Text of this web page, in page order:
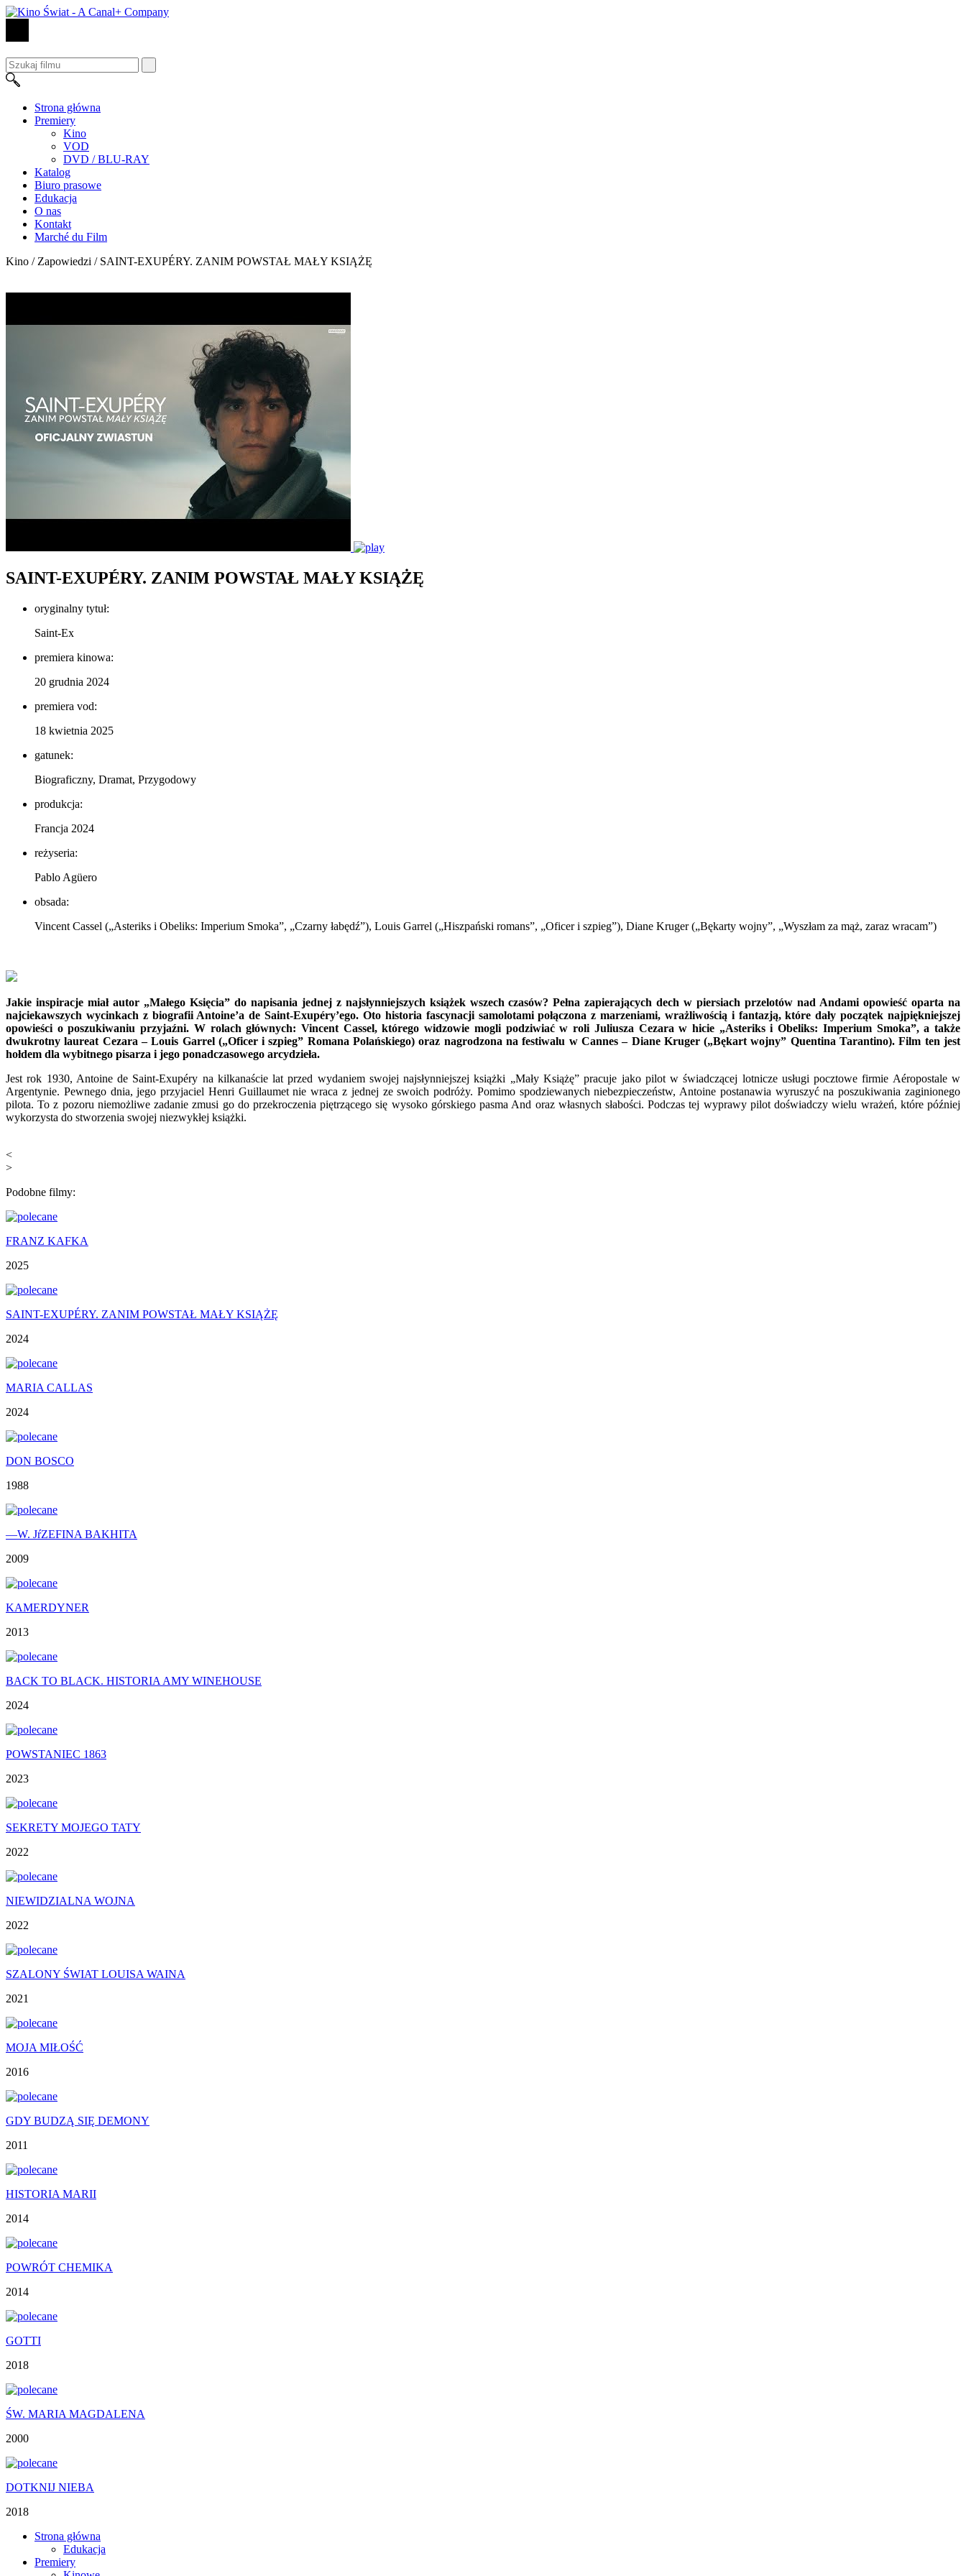
Strona główna
Premiery
Kino
VOD
DVD / BLU-RAY
Katalog
Biuro prasowe
Edukacja
O nas
Kontakt
Marché du Film
Kino / Zapowiedzi / SAINT-EXUPÉRY. ZANIM POWSTAŁ MAŁY KSIĄŻĘ
SAINT-EXUPÉRY. ZANIM POWSTAŁ MAŁY KSIĄŻĘ
oryginalny tytuł:
Saint-Ex
premiera kinowa:
20 grudnia 2024
premiera vod:
18 kwietnia 2025
gatunek:
Biograficzny, Dramat, Przygodowy
produkcja:
Francja 2024
reżyseria:
Pablo Agüero
obsada:
Vincent Cassel („Asteriks i Obeliks: Imperium Smoka”, „Czarny łabędź”), Louis Garrel („Hiszpański romans”, „Oficer i szpieg”), Diane Kruger („Bękarty wojny”, „Wyszłam za mąż, zaraz wracam”)
Jakie inspiracje miał autor „Małego Księcia” do napisania jednej z najsłynniejszych książek wszech czasów? Pełna zapierających dech w piersiach przelotów nad Andami opowieść oparta na
najciekawszych wycinkach z biografii Antoine’a de Saint-Exupéry’ego. Oto historia fascynacji samolotami połączona z marzeniami, wrażliwością i fantazją, które dały początek najpiękniejszej
opowieści o poszukiwaniu przyjaźni. W rolach głównych: Vincent Cassel, którego widzowie mogli podziwiać w roli Juliusza Cezara w hicie „Asteriks i Obeliks: Imperium Smoka”, a także
dwukrotny laureat Cezara – Louis Garrel („Oficer i szpieg” Romana Polańskiego) oraz nagrodzona na festiwalu w Cannes – Diane Kruger („Bękart wojny” Quentina Tarantino). Film ten jest
hołdem dla wybitnego pisarza i jego ponadczasowego arcydzieła.
Jest rok 1930, Antoine de Saint-Exupéry na kilkanaście lat przed wydaniem swojej najsłynniejszej książki „Mały Książę” pracuje jako pilot w świadczącej lotnicze usługi pocztowe firmie Aéropostale w
Argentynie. Pewnego dnia, jego przyjaciel Henri Guillaumet nie wraca z jednej ze swoich podróży. Pomimo spodziewanych niebezpieczeństw, Antoine postanawia wyruszyć na poszukiwania zaginionego
pilota. To z pozoru niemożliwe zadanie zmusi go do przekroczenia piętrzącego się wysoko górskiego pasma And oraz własnych słabości. Podczas tej wyprawy pilot doświadczy wielu wrażeń, które później
wykorzysta do stworzenia swojej niezwykłej książki.
<
>
Podobne filmy:
FRANZ KAFKA
2025
SAINT-EXUPÉRY. ZANIM POWSTAŁ MAŁY KSIĄŻĘ
2024
MARIA CALLAS
2024
DON BOSCO
1988
—W. JŕZEFINA BAKHITA
2009
KAMERDYNER
2013
BACK TO BLACK. HISTORIA AMY WINEHOUSE
2024
POWSTANIEC 1863
2023
SEKRETY MOJEGO TATY
2022
NIEWIDZIALNA WOJNA
2022
SZALONY ŚWIAT LOUISA WAINA
2021
MOJA MIŁOŚĆ
2016
GDY BUDZĄ SIĘ DEMONY
2011
HISTORIA MARII
2014
POWRÓT CHEMIKA
2014
GOTTI
2018
ŚW. MARIA MAGDALENA
2000
DOTKNIJ NIEBA
2018
Strona główna
Edukacja
Premiery